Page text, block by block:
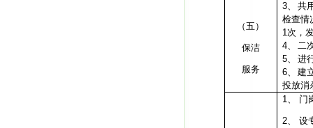
（五）
保洁
服务
3、
共
检查情
1次，
4、
二
5、
进
6、
建
投放消
1、 门
2、
设